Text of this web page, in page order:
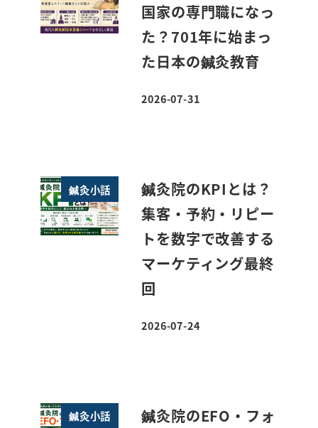
国家の専門職になっ
た？701年に始まっ
た日本の鍼灸教育
投稿日
2026-07-31
鍼灸小話
鍼灸院のKPIとは？
集客・予約・リピー
トを数字で改善する
マーケティング最終
回
投稿日
2026-07-24
鍼灸小話
鍼灸院のEFO・フォ